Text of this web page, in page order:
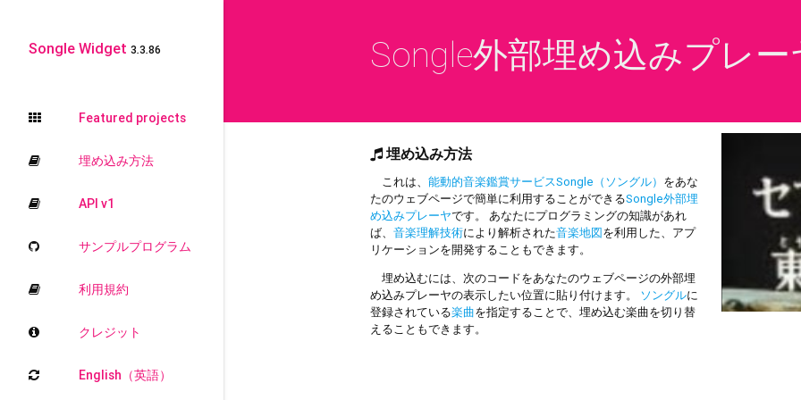
Songle Widget 3.3.86
Featured projects
埋め込み方法
API v1
サンプルプログラム
利用規約
クレジット
English（英語）
Songle外部埋め込みプレー
埋め込み方法
これは、能動的音楽鑑賞サービスSongle（ソングル） をあな
たのウェブページで簡単に利用することができるSongle外部埋
め込みプレーヤです。 あなたにプログラミングの知識があれ
ば、音楽理解技術により解析された音楽地図を利用した、アプ
リケーションを開発することもできます。
埋め込むには、次のコードをあなたのウェブページの外部埋
め込みプレーヤの表示したい位置に貼り付けます。
ソングルに
登録されている楽曲を指定することで、埋め込む楽曲を切り替
えることもできます。